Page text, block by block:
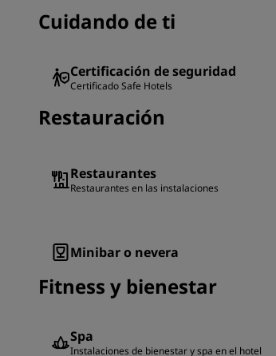
Cuidando de ti
Certificación de seguridad
Certificado Safe Hotels
Restauración
Restaurantes
Restaurantes en las instalaciones
Minibar o nevera
Fitness y bienestar
Spa
Instalaciones de bienestar y spa en el hotel